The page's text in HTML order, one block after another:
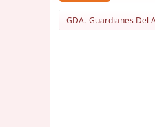
GDA.-Guardianes Del